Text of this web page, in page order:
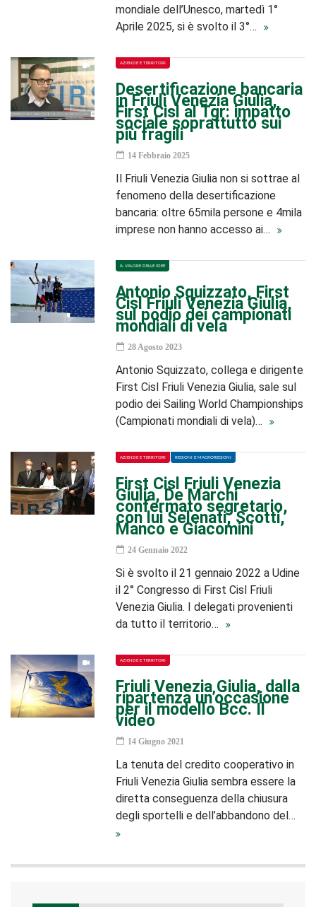
mondiale dell’Unesco, martedì 1°
Aprile 2025, si è svolto il 3°…
AZIENDE E TERRITORI
Desertificazione bancaria
in Friuli Venezia Giulia,
First Cisl al Tgr: impatto
sociale soprattutto sui
più fragili
14 Febbraio 2025
Il Friuli Venezia Giulia non si sottrae al
fenomeno della desertificazione
bancaria: oltre 65mila persone e 4mila
imprese non hanno accesso ai…
IL VALORE DELLE IDEE
Antonio Squizzato, First
Cisl Friuli Venezia Giulia,
sul podio dei campionati
mondiali di vela
28 Agosto 2023
Antonio Squizzato, collega e dirigente
First Cisl Friuli Venezia Giulia, sale sul
podio dei Sailing World Championships
(Campionati mondiali di vela)…
AZIENDE E TERRITORI REGIONI E MACROREGIONI
First Cisl Friuli Venezia
Giulia, De Marchi
confermato segretario,
con lui Selenati, Scotti,
Manco e Giacomini
24 Gennaio 2022
Si è svolto il 21 gennaio 2022 a Udine
il 2° Congresso di First Cisl Friuli
Venezia Giulia. I delegati provenienti
da tutto il territorio…
AZIENDE E TERRITORI
Friuli Venezia Giulia, dalla
ripartenza un’occasione
per il modello Bcc. Il
video
14 Giugno 2021
La tenuta del credito cooperativo in
Friuli Venezia Giulia sembra essere la
diretta conseguenza della chiusura
degli sportelli e dell’abbandono del…